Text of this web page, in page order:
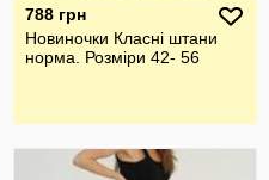
788 грн
Новиночки Класні штани
норма. Розміри 42- 56